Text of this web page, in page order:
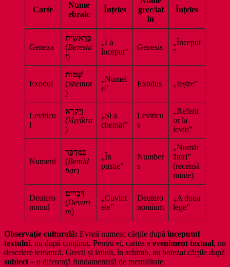
Carte
Nume
ebraic
Înțeles
grec/lat
in
Înțeles
Geneza
בְּרֵאשִׁית
(Bereshi
t)
„La
început”
Genesis
„Început
”
Exodul
שְׁמוֹת
(Shemot
)
„Numel
e”
Exodus „Ieșire”
Leviticu
l
וַיִּקְרָא
(Vayikra
)
„Și a
chemat”
Leviticu
s
„Referit
or la
leviți”
Numerii
בְּמִדְבַּר
(Bemid
bar)
„În
pustie”
Number
s
„Număr
ători”
(recensă
minte)
Deutero
nomul
דְּבָרִים
(Devari
m)
„Cuvint
ele”
Deutero
nomium
„A doua
lege”
Observație culturală: Evreii numesc cărțile dupăînceputul
textului, nu după conținut. Pentru ei, cartea e eveniment textual, nu
descriere tematică. Grecii și latinii, în schimb, au botezat cărțile după
subiect – o diferență fundamentală de mentalitate.